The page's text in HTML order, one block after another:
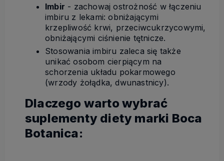
Imbir - zachowaj ostrożność w łączeniu
imbiru z lekami: obniżającymi
krzepliwość krwi, przeciwcukrzycowymi,
obniżającymi ciśnienie tętnicze.
Stosowania imbiru zaleca się także
unikać osobom cierpiącym na
schorzenia układu pokarmowego
(wrzody żołądka, dwunastnicy).
Dlaczego warto wybrać
suplementy diety marki Boca
Botanica: